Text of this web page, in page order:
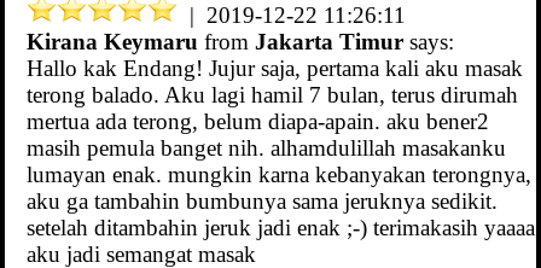
| 2019-12-22 11:26:11
Kirana Keymaru from Jakarta Timur says:
Hallo kak Endang! Jujur saja, pertama kali aku masak
terong balado. Aku lagi hamil 7 bulan, terus dirumah
mertua ada terong, belum diapa-apain. aku bener2
masih pemula banget nih. alhamdulillah masakanku
lumayan enak. mungkin karna kebanyakan terongnya,
aku ga tambahin bumbunya sama jeruknya sedikit.
setelah ditambahin jeruk jadi enak ;-) terimakasih yaaaa
aku jadi semangat masak